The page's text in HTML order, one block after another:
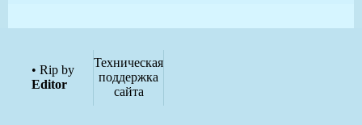
• Rip by
Editor
Техническая
поддержка
сайта